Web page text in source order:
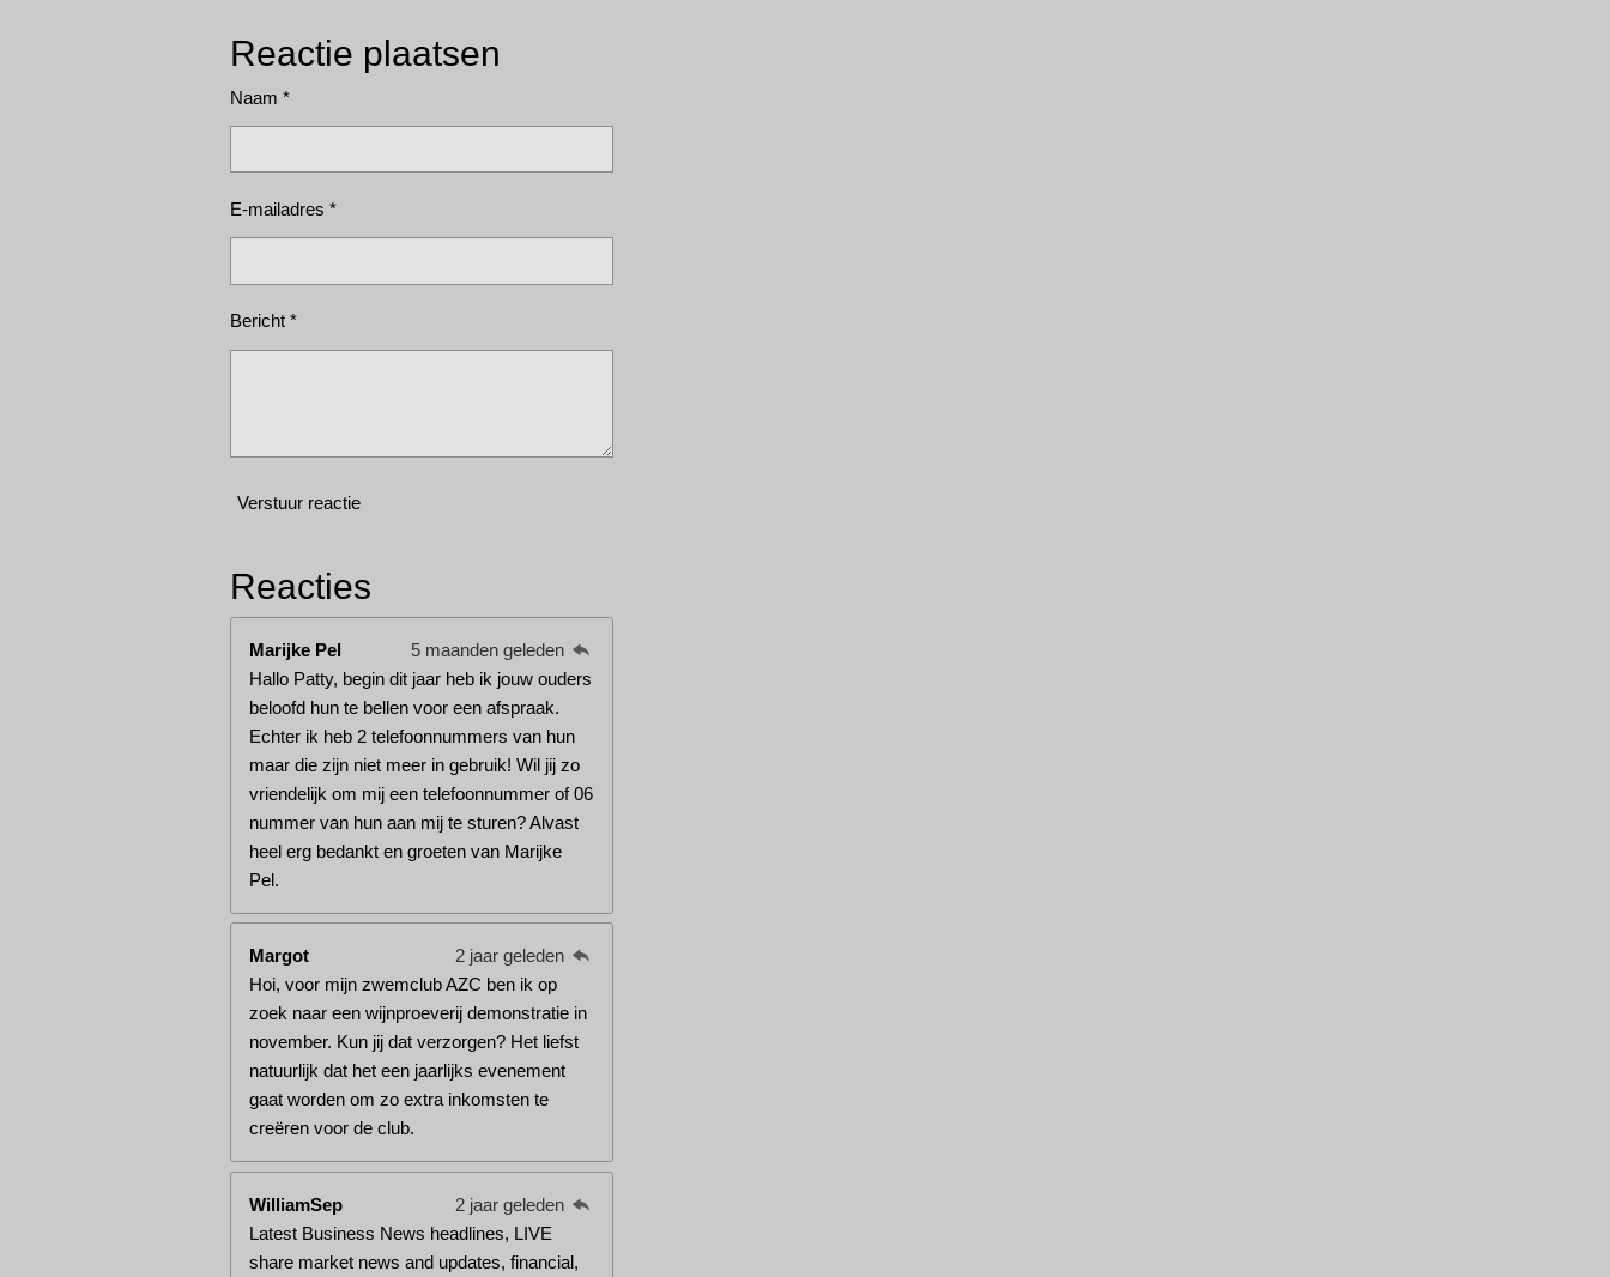
Reactie plaatsen
Naam *
E-mailadres *
Bericht *
Verstuur reactie
Reacties
Marijke Pel
5 maanden geleden
Hallo Patty, begin dit jaar heb ik jouw ouders
beloofd hun te bellen voor een afspraak.
Echter ik heb 2 telefoonnummers van hun
maar die zijn niet meer in gebruik! Wil jij zo
vriendelijk om mij een telefoonnummer of 06
nummer van hun aan mij te sturen? Alvast
heel erg bedankt en groeten van Marijke
Pel.
Margot
2 jaar geleden
Hoi, voor mijn zwemclub AZC ben ik op
zoek naar een wijnproeverij demonstratie in
november. Kun jij dat verzorgen? Het liefst
natuurlijk dat het een jaarlijks evenement
gaat worden om zo extra inkomsten te
creëren voor de club.
WilliamSep
2 jaar geleden
Latest Business News headlines, LIVE
share market news and updates, financial,